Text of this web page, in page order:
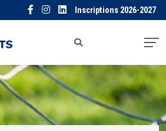
Inscriptions 2026-2027